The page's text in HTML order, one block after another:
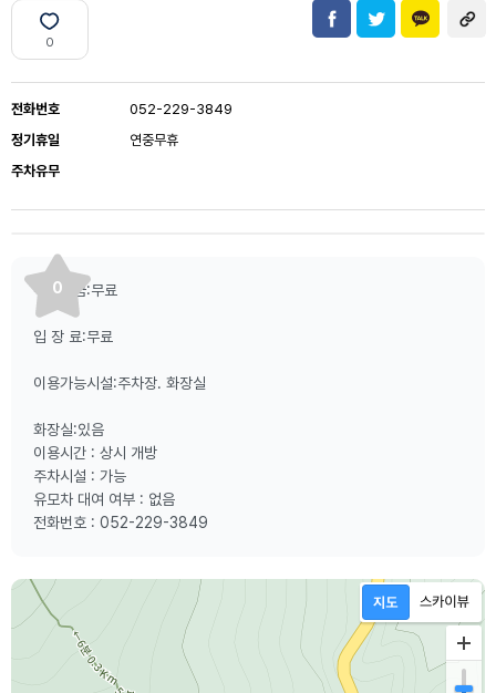
0
전화번호
052-229-3849
정기휴일
연중무휴
주차유무
0
주차요금:무료
입 장 료:무료
이용가능시설:주차장. 화장실
화장실:있음
이용시간 : 상시 개방
주차시설 : 가능
유모차 대여 여부 : 없음
전화번호 : 052-229-3849